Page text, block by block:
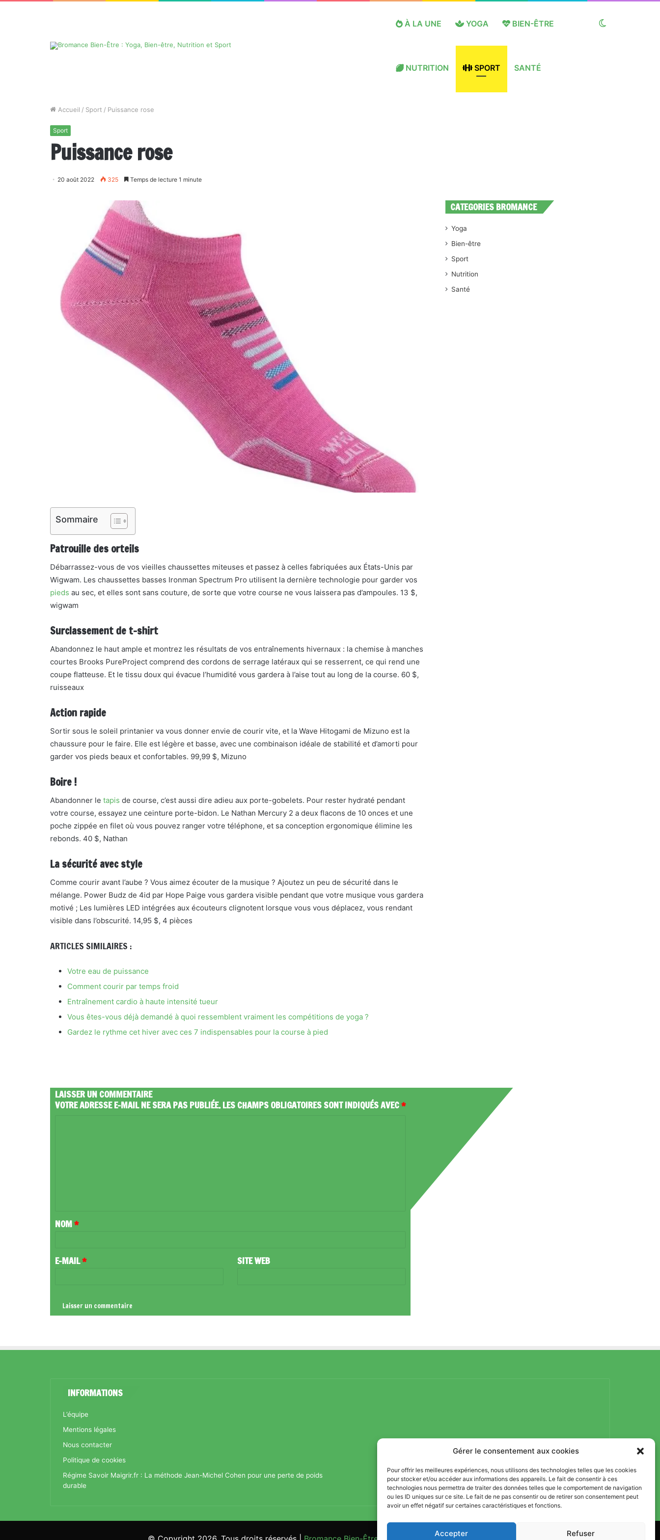
Gérer le consentement aux cookies
Pour offrir les meilleures expériences, nous utilisons des technologies telles que les cookies
pour stocker et/ou accéder aux informations des appareils. Le fait de consentir à ces
technologies nous permettra de traiter des données telles que le comportement de navigation
ou les ID uniques sur ce site. Le fait de ne pas consentir ou de retirer son consentement peut
avoir un effet négatif sur certaines caractéristiques et fonctions.
Accepter Refuser
À LA UNE YOGA BIEN-ÊTRE
NUTRITION SPORT SANTÉ
Accueil / Sport / Puissance rose
Sport
Puissance rose
20 août 2022 325 Temps de lecture 1 minute
Sommaire
Patrouille des orteils
Débarrassez-vous de vos vieilles chaussettes miteuses et passez à celles fabriquées aux États-Unis par
Wigwam. Les chaussettes basses Ironman Spectrum Pro utilisent la dernière technologie pour garder vos
pieds au sec, et elles sont sans couture, de sorte que votre course ne vous laissera pas d’ampoules. 13 $,
wigwam
Surclassement de t-shirt
Abandonnez le haut ample et montrez les résultats de vos entraînements hivernaux : la chemise à manches
courtes Brooks PureProject comprend des cordons de serrage latéraux qui se resserrent, ce qui rend une
coupe flatteuse. Et le tissu doux qui évacue l’humidité vous gardera à l’aise tout au long de la course. 60 $,
ruisseaux
Action rapide
Sortir sous le soleil printanier va vous donner envie de courir vite, et la Wave Hitogami de Mizuno est la
chaussure pour le faire. Elle est légère et basse, avec une combinaison idéale de stabilité et d’amorti pour
garder vos pieds beaux et confortables. 99,99 $, Mizuno
Boire !
Abandonner le tapis de course, c’est aussi dire adieu aux porte-gobelets. Pour rester hydraté pendant
votre course, essayez une ceinture porte-bidon. Le Nathan Mercury 2 a deux flacons de 10 onces et une
poche zippée en filet où vous pouvez ranger votre téléphone, et sa conception ergonomique élimine les
rebonds. 40 $, Nathan
La sécurité avec style
Comme courir avant l’aube ? Vous aimez écouter de la musique ? Ajoutez un peu de sécurité dans le
mélange. Power Budz de 4id par Hope Paige vous gardera visible pendant que votre musique vous gardera
motivé ; Les lumières LED intégrées aux écouteurs clignotent lorsque vous vous déplacez, vous rendant
visible dans l’obscurité. 14,95 $, 4 pièces
ARTICLES SIMILAIRES :
Votre eau de puissance
Comment courir par temps froid
Entraînement cardio à haute intensité tueur
Vous êtes-vous déjà demandé à quoi ressemblent vraiment les compétitions de yoga ?
Gardez le rythme cet hiver avec ces 7 indispensables pour la course à pied
LAISSER UN COMMENTAIRE
VOTRE ADRESSE E-MAIL NE SERA PAS PUBLIÉE.LES CHAMPS OBLIGATOIRES SONT INDIQUÉS AVEC*
A
R
NOM*
E-MAIL* SITE WEB
CATEGORIES BROMANCE
Yoga
Bien-être
Sport
Nutrition
Santé
INFORMATIONS
L’équipe
Mentions légales
Nous contacter
Politique de cookies
Régime Savoir Maigrir.fr : La méthode Jean-Michel Cohen pour une perte de poids
durable